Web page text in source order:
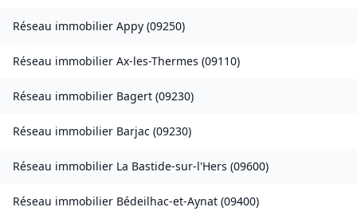
Réseau immobilier Appy (09250)
Réseau immobilier Ax-les-Thermes (09110)
Réseau immobilier Bagert (09230)
Réseau immobilier Barjac (09230)
Réseau immobilier La Bastide-sur-l'Hers (09600)
Réseau immobilier Bédeilhac-et-Aynat (09400)